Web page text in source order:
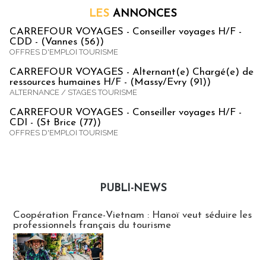
LES ANNONCES
CARREFOUR VOYAGES - Conseiller voyages H/F -
CDD - (Vannes (56))
OFFRES D'EMPLOI TOURISME
CARREFOUR VOYAGES - Alternant(e) Chargé(e) de
ressources humaines H/F - (Massy/Evry (91))
ALTERNANCE / STAGES TOURISME
CARREFOUR VOYAGES - Conseiller voyages H/F -
CDI - (St Brice (77))
OFFRES D'EMPLOI TOURISME
PUBLI-NEWS
Coopération France-Vietnam : Hanoï veut séduire les
professionnels français du tourisme